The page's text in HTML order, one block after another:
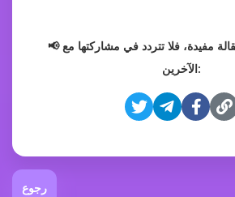
📢 إذا وجدت هذه المقالة مفيدة، فلا تتردد في مشاركتها مع
الآخرين:
رجوع